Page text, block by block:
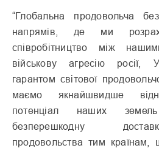
“Глобальна продовольча
напрямів, де ми
співробітництво між
військову агресію росії,
гарантом світової
маємо якнайшвидше
потенціал наших
безперешкодну
продовольства тим країнам,